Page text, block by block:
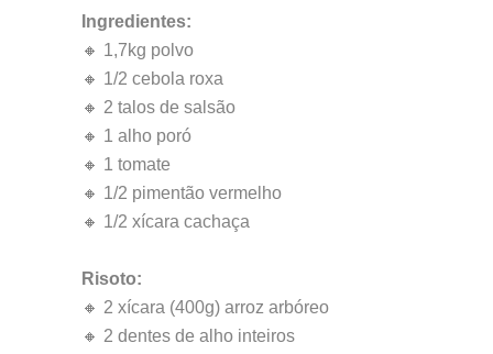
Ingredientes:
🔸 1,7kg polvo
🔸 1/2 cebola roxa
🔸 2 talos de salsão
🔸 1 alho poró
🔸 1 tomate
🔸 1/2 pimentão vermelho
🔸 1/2 xícara cachaça
Risoto:
🔸 2 xícara (400g) arroz arbóreo
🔸 2 dentes de alho inteiros